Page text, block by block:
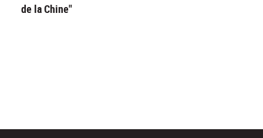
de la Chine"